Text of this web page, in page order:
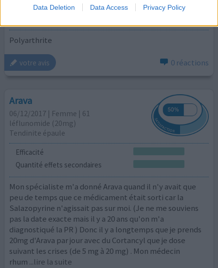
Data Deletion Data Access Privacy Policy
Efficacité
Polyarthrite
votre avis 0 réactions
Arava
06/12/2017 | Femme | 61
léflunomide (20mg)
Tendinite épaule
Efficacité
Quantité effets secondaires
Mon spécialiste m'a donné Arava quand il n'y avait que
peu de temps que ce médicament était sorti car la
Salazopyrine n'agissait pas sur moi. (Je ne me souviens
pas la date exacte mais il y a 20 ans qu'on m'a
diagnostiqué la PR ) Donc il y a longtemps que je prends
20mg d'Arava par jour avec du Cortancyl que je dose
suivant les crises (de 5 mg à 20 mg) . Mon médecin
rhum ...lire la suite